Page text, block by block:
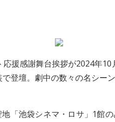
援感謝舞台挨拶が2024年
登壇。劇中の数々の名シー
「池袋シネマ・ロサ」1館